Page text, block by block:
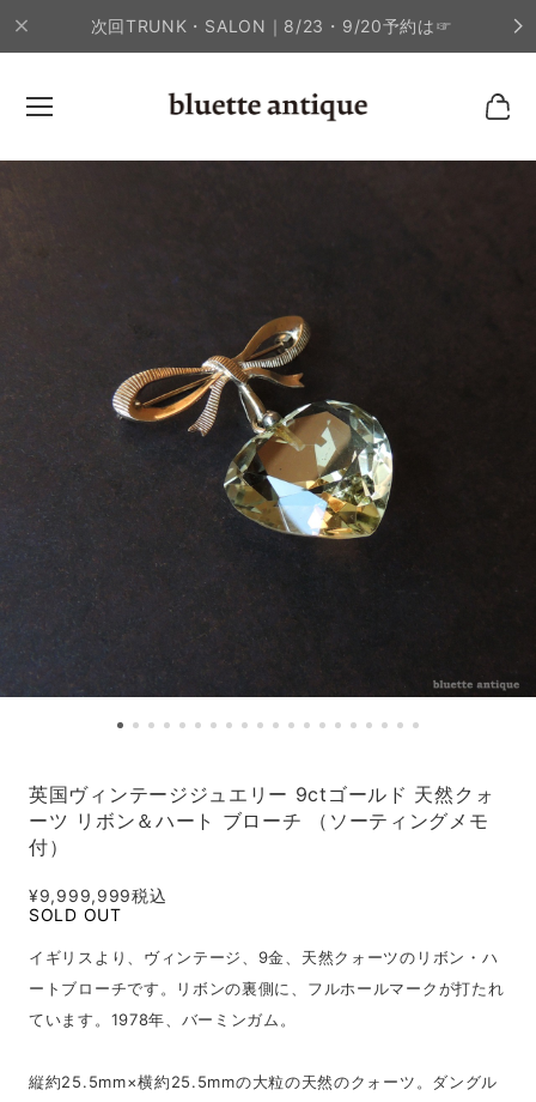
次回TRUNK・SALON｜8/23・9/20予約は☞
英国ヴィンテージジュエリー 9ctゴールド 天然クォ
ーツ リボン＆ハート ブローチ （ソーティングメモ
付）
¥9,999,999税込
SOLD OUT
イギリスより、ヴィンテージ、9金、天然クォーツのリボン・ハ
ートブローチです。リボンの裏側に、フルホールマークが打たれ
ています。1978年、バーミンガム。
縦約25.5mm×横約25.5mmの大粒の天然のクォーツ。ダングル